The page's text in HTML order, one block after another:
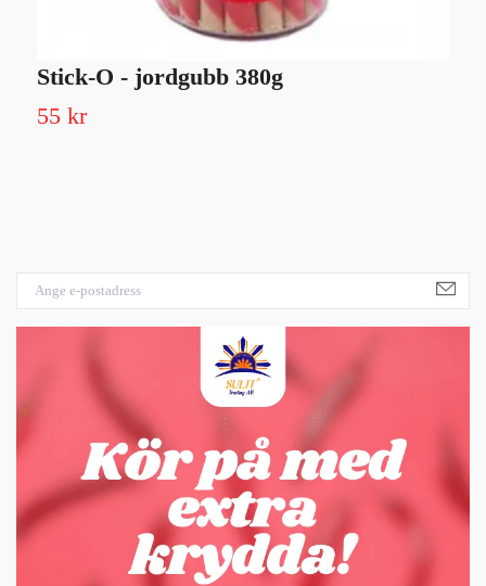
Stick-O - jordgubb 380g
55 kr